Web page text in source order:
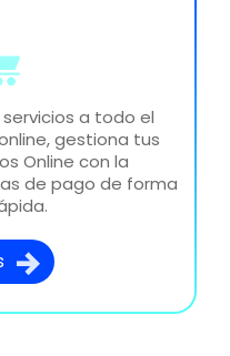
a todo el
gestiona tus
Online con la
de pago de forma